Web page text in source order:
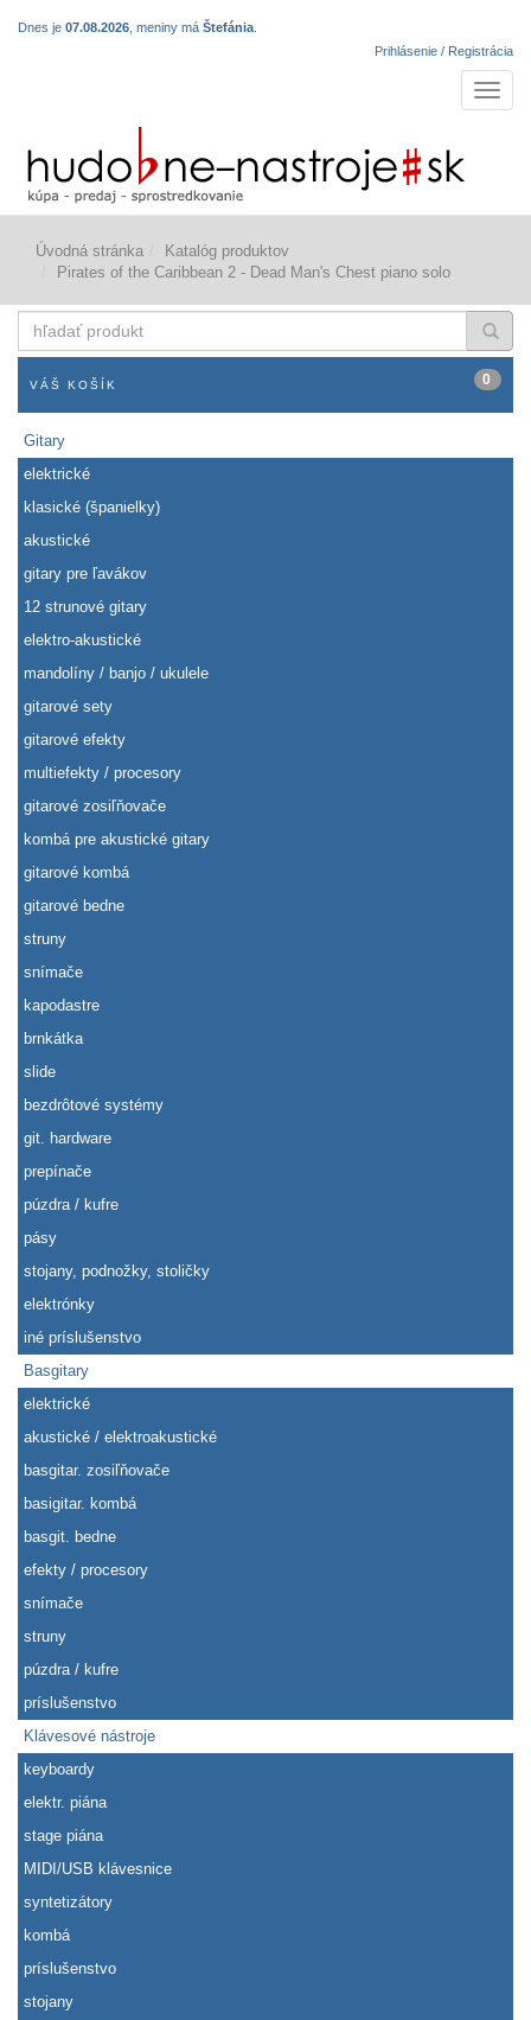
Dnes je 07.08.2026 , meniny má Štefánia
Prihlásenie / Registrácia
Úvodná stránka
Katalóg produktov
Pirates of the Caribbean 2 - Dead Man's Chest piano solo
produkt
VÁŠ KOŠÍK 0
Gitary
elektrické
klasické (španielky)
akustické
gitary pre ľavákov
12 strunové gitary
elektro-akustické
mandolíny / banjo / ukulele
gitarové sety
gitarové efekty
multiefekty / procesory
gitarové zosiľňovače
kombá pre akustické gitary
gitarové kombá
gitarové bedne
struny
snímače
kapodastre
brnkátka
slide
bezdrôtové systémy
git. hardware
prepínače
púzdra / kufre
pásy
stojany, podnožky, stoličky
elektrónky
iné príslušenstvo
Basgitary
elektrické
akustické / elektroakustické
basgitar. zosiľňovače
basigitar. kombá
basgit. bedne
efekty / procesory
snímače
struny
púzdra / kufre
príslušenstvo
Klávesové nástroje
keyboardy
elektr. piána
stage piána
MIDI/USB klávesnice
syntetizátory
kombá
príslušenstvo
stojany